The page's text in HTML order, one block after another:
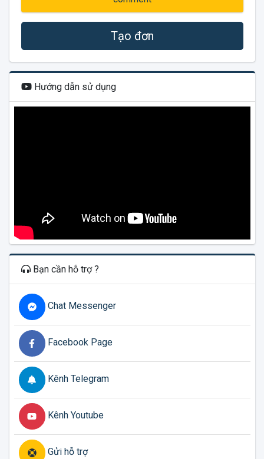
Tạo đơn
Hướng dẫn sử dụng
Bạn cần hỗ trợ ?
Chat Messenger
Facebook Page
Kênh Telegram
Kênh Youtube
Gửi hỗ trợ